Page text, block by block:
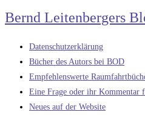
Zum
Inhalt
springen
Bernd Leitenbergers
Datenschutzerklärung
Bücher des Autors bei BOD
Empfehlenswerte
Eine Frage oder ihr Kommentar
Neues auf der Website